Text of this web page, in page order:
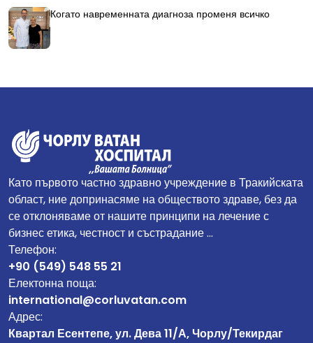
Когато навременната диагноза променя всичко
Като първото частно здравно учреждение в Тракийската
област, ние допринасяме на обществото здраве, без да
се отклоняваме от нашите принципи на лечение с
бизнес етика, честност и състрадание …
Телефон:
+90 (549) 548 55 21
Електонна поща:
international@corluvatan.com
Адрес:
Квартал Есентепе, ул. Дева 11/А, Чорлу/Текирдаг